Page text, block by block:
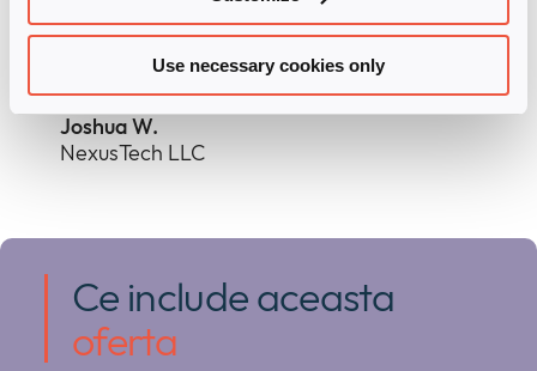
Use necessary cookies only
sfârșit, pot dormi liniștit
noaptea.”
Joshua W.
NexusTech LLC
Ce include aceasta
oferta